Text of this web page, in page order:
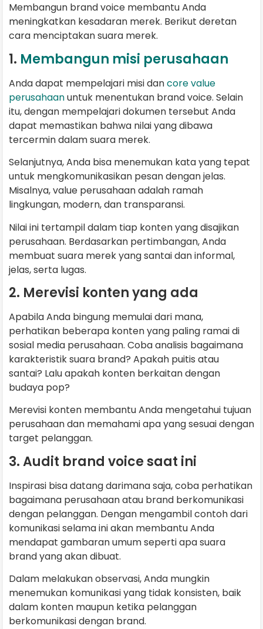
Membangun brand voice membantu Anda
meningkatkan kesadaran merek. Berikut deretan
cara menciptakan suara merek.
1. Membangun misi perusahaan
Anda dapat mempelajari misi dancore value
perusahaanuntuk menentukan brand voice. Selain
itu, dengan mempelajari dokumen tersebut Anda
dapat memastikan bahwa nilai yang dibawa
tercermin dalam suara merek.
Selanjutnya, Anda bisa menemukan kata yang tepat
untuk mengkomunikasikan pesan dengan jelas.
Misalnya, value perusahaan adalah ramah
lingkungan, modern, dan transparansi.
Nilai ini tertampil dalam tiap konten yang disajikan
perusahaan. Berdasarkan pertimbangan, Anda
membuat suara merek yang santai dan informal,
jelas, serta lugas.
2. Merevisi konten yang ada
Apabila Anda bingung memulai dari mana,
perhatikan beberapa konten yang paling ramai di
sosial media perusahaan. Coba analisis bagaimana
karakteristik suara brand? Apakah puitis atau
santai? Lalu apakah konten berkaitan dengan
budaya pop?
Merevisi konten membantu Anda mengetahui tujuan
perusahaan dan memahami apa yang sesuai dengan
target pelanggan.
3. Audit brand voice saat ini
Inspirasi bisa datang darimana saja, coba perhatikan
bagaimana perusahaan atau brand berkomunikasi
dengan pelanggan. Dengan mengambil contoh dari
komunikasi selama ini akan membantu Anda
mendapat gambaran umum seperti apa suara
brand yang akan dibuat.
Dalam melakukan observasi, Anda mungkin
menemukan komunikasi yang tidak konsisten, baik
dalam konten maupun ketika pelanggan
berkomunikasi dengan brand.